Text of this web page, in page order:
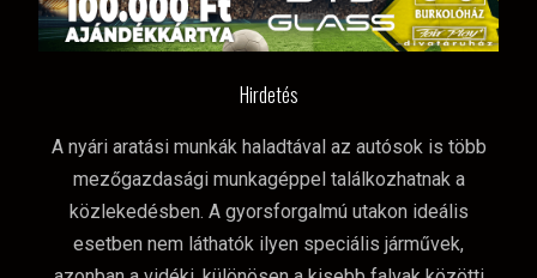
Hirdetés
A nyári aratási munkák haladtával az autósok is több
mezőgazdasági munkagéppel találkozhatnak a
közlekedésben. A gyorsforgalmú utakon ideális
esetben nem láthatók ilyen speciális járművek,